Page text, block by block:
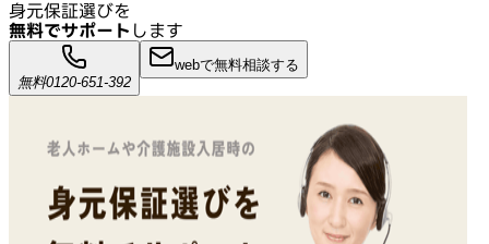
身元保証選びを
無料でサポート します
無料0120-651-392
webで無料相談する